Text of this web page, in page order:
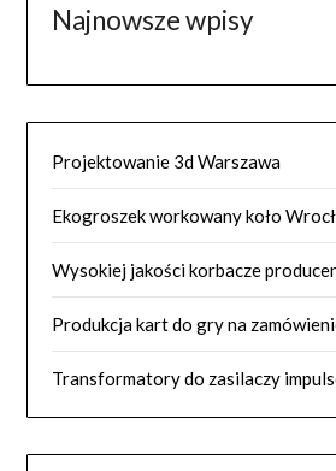
Najnowsze wpisy
Projektowanie 3d Warszawa
Ekogroszek workowany koło
Wysokiej jakości korbacze
Produkcja kart do gry na
Transformatory do zasilaczy